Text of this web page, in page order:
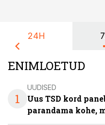
24H
ENIMLOETUD
1
UUDISED
Uus TSD kord
parandama kohe,